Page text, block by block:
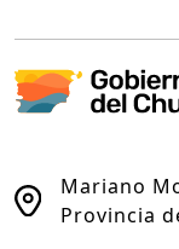
Mariano
Provincia